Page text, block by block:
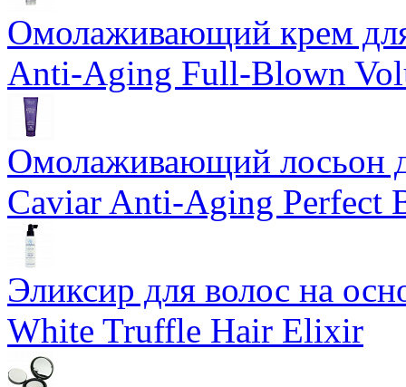
Омолаживающий крем
Anti-Aging Full-Blown
Омолаживающий лосьон
Caviar Anti-Aging Perfect
Эликсир для волос на
White Truffle Hair Elixir